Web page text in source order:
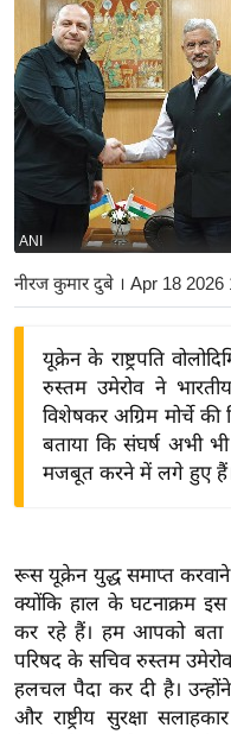
य
अं
त
ष्ट्री
बि
ज़
ने
द्यो
वि
शे
ष
ज्ञ
रा
य
ANI
नीरज कुमार दुबे । Apr 18 2026
यूक्रेन के राष्ट्रपति
रुस्तम उमेरोव ने
विशेषकर अग्रिम मोर्चे की
बताया कि संघर्ष अभी
मजबूत करने में लगे हुए
रूस यूक्रेन युद्ध समाप्त
क्योंकि हाल के घटनाक्रम
कर रहे हैं। हम आपको बता दें
परिषद के सचिव रुस्तम उमेरोव
हलचल पैदा कर दी है।
और राष्ट्रीय सुरक्षा